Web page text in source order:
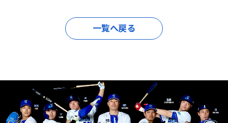
一覧へ戻る